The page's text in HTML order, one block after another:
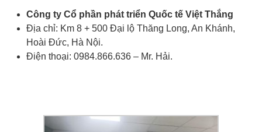
Công ty Cổ phần phát triển Quốc tế Việt Thắng
Địa chỉ: Km 8 + 500 Đại lộ Thăng Long, An Khánh,
Hoài Đức, Hà Nội.
Điện thoại: 0984.866.636 – Mr. Hải.